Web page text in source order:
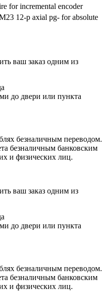
for incremental encoder
12-p axial pg- for absolute
ваш заказ одним из
до двери или пункта
безналичным переводом.
безналичным банковским
и физических лиц.
ваш заказ одним из
до двери или пункта
безналичным переводом.
безналичным банковским
и физических лиц.